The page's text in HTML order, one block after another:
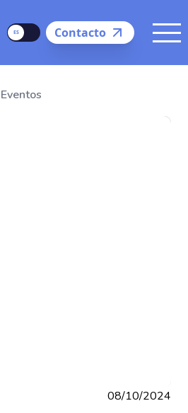
LanguageContacto
Eventos
08/10/2024